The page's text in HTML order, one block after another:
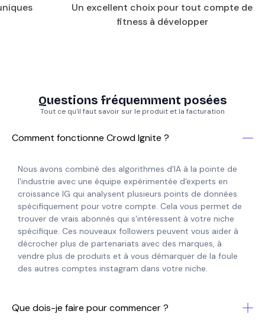
Un excellent choix pour tout compte de
fitness à développer
Questions fréquemment posées
Tout ce qu'il faut savoir sur le produit et la facturation
Comment fonctionne Crowd Ignite ?
Nous avons combiné des algorithmes d'IA à la pointe de
l'industrie avec une équipe expérimentée d'experts en
croissance IG qui analysent plusieurs points de données
spécifiquement pour votre compte. Cela vous permet de
trouver de vrais abonnés qui s'intéressent à votre niche
spécifique. Ces nouveaux followers peuvent vous aider à
décrocher plus de partenariats avec des marques, à
vendre plus de produits et à vous démarquer de la foule
des autres comptes instagram dans votre niche.
Que dois-je faire pour commencer ?